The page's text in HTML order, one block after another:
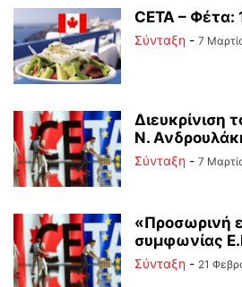
CETA – Φέτα:
Σύνταξη - 7
Διευκρίνιση
Ν.
Σύνταξη - 7
«Προσωρινή
συμφωνίας
Σύνταξη - 21